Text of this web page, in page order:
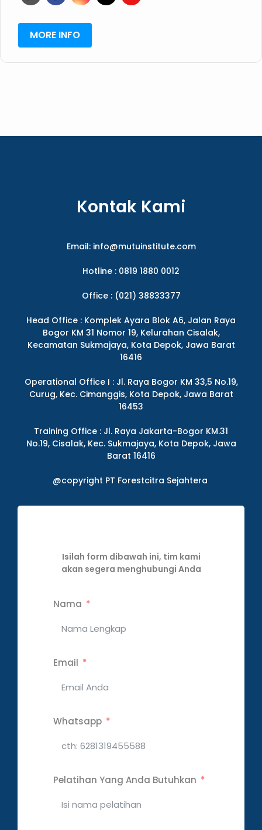
MORE INFO
Kontak Kami
Email: info@mutuinstitute.com
Hotline : 0819 1880 0012
Office : (021) 38833377
Head Office : Komplek Ayara Blok A6, Jalan Raya
Bogor KM 31 Nomor 19, Kelurahan Cisalak,
Kecamatan Sukmajaya, Kota Depok, Jawa Barat
16416
Operational Office I : Jl. Raya Bogor KM 33,5 No.19,
Curug, Kec. Cimanggis, Kota Depok, Jawa Barat
16453
Training Office : Jl. Raya Jakarta-Bogor KM.31
No.19, Cisalak, Kec. Sukmajaya, Kota Depok, Jawa
Barat 16416
@copyright PT Forestcitra Sejahtera
Isilah form dibawah ini, tim kami
akan segera menghubungi Anda
Nama
Email
Whatsapp
Pelatihan Yang Anda Butuhkan